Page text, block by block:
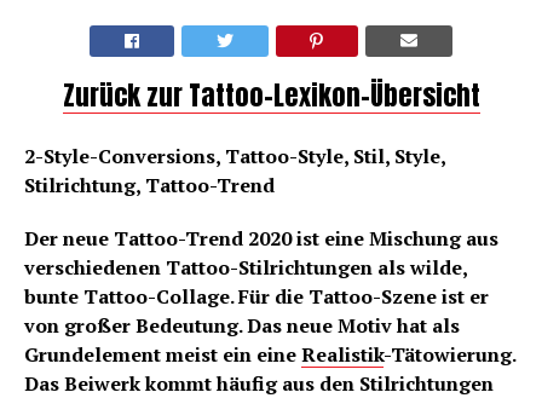
Zurück zur Tattoo-Lexikon-Übersicht
2-Style-Conversions, Tattoo-Style, Stil, Style,
Stilrichtung, Tattoo-Trend
Der neue Tattoo-Trend 2020 ist eine Mischung aus
verschiedenen Tattoo-Stilrichtungen als wilde,
bunte Tattoo-Collage. Für die Tattoo-Szene ist er
von großer Bedeutung. Das neue Motiv hat als
Grundelement meist ein eineRealistik-Tätowierung.
Das Beiwerk kommt häufig aus den Stilrichtungen